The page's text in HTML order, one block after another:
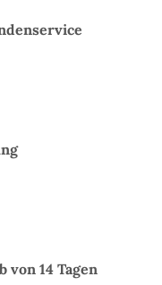
von 14 Tagen